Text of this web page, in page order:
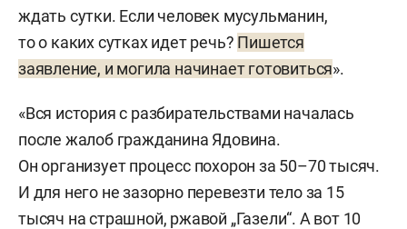
ждать сутки. Если человек мусульманин,
то о каких сутках идет речь? Пишется
заявление, и могила начинает готовиться».
«Вся история с разбирательствами началась
после жалоб гражданина Ядовина.
Он организует процесс похорон за 50–70 тысяч.
И для него не зазорно перевезти тело за 15
тысяч на страшной, ржавой „Газели“. А вот 10